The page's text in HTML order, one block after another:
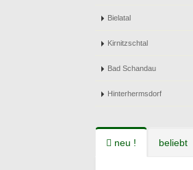
Bielatal
Kirnitzschtal
Bad Schandau
Hinterhermsdorf
neu ! beliebt